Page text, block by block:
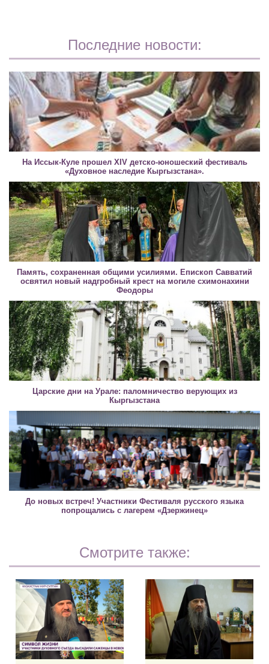
Последние новости:
На Иссык-Куле прошел XIV детско-юношеский фестиваль
«Духовное наследие Кыргызстана».
Память, сохраненная общими усилиями. Епископ Савватий
освятил новый надгробный крест на могиле схимонахини
Феодоры
Царские дни на Урале: паломничество верующих из
Кыргызстана
До новых встреч! Участники Фестиваля русского языка
попрощались с лагерем «Дзержинец»
Смотрите также: